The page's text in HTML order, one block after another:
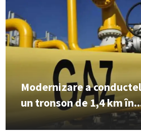
Modernizare a
un tronson de 1,4 km